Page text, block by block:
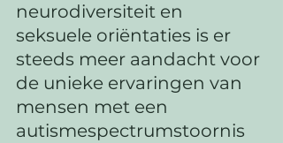
neurodiversiteit en
seksuele oriëntaties is er
steeds meer aandacht voor
de unieke ervaringen van
mensen met een
autismespectrumstoornis